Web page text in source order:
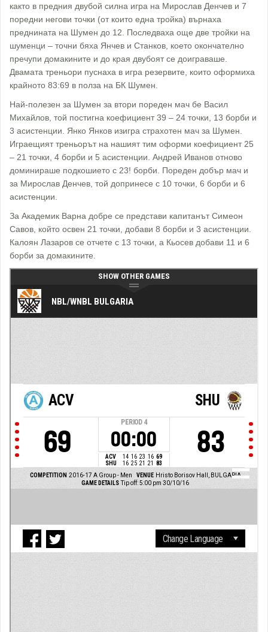
както в предния двубой силна игра на Мирослав Денчев и 7
поредни негови точки (от които една тройка) върнаха
преднината на Шумен до 12. Последваха още две тройки на
шуменци – точни бяха Янчев и Станков, което окончателно
пречупи домакините и до края двубоят се доиграваше.
Двамата треньори пуснаха в игра резервите, които оформиха
крайното 83:69 в полза на БК Шумен.
Най-полезен за Шумен за втори пореден мач бе Васил
Михайлов, той постигна коефициент 39 – 24 точки, 13 борби и
3 асистенции. Янко Янков изигра страхотен мач за Шумен.
Играещият треньорът на нашият тим оформи коефициент 25
– 21 точки, 4 борби и 5 асистенции. Андрей Иванов отново
доминираше подкошието с 23! борби. Пореден добър мач и
за Мирослав Денчев, той допринесе с 10 точки, 6 борби и 6
асистенции.
За Академик Варна добре се представи капитанът Симеон
Савов, който освен 21 точки, добави 8 борби и 3 асистенции.
Калоян Лазаров се отчете с 13 точки, а Кьосев добави 11 и 6
борби за домакините.